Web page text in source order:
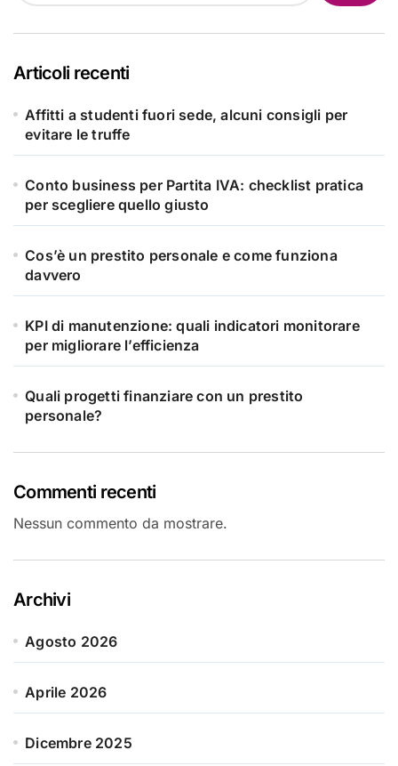
Articoli recenti
Affitti a studenti fuori sede, alcuni consigli per
evitare le truffe
Conto business per Partita IVA: checklist pratica
per scegliere quello giusto
Cos’è un prestito personale e come funziona
davvero
KPI di manutenzione: quali indicatori monitorare
per migliorare l’efficienza
Quali progetti finanziare con un prestito
personale?
Commenti recenti
Nessun commento da mostrare.
Archivi
Agosto 2026
Aprile 2026
Dicembre 2025